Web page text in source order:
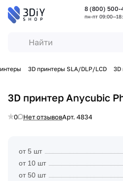
8 (800) 500-
пн-пт
3D принтеры SLA/DLP/LCD 3D
3D принтер Anycubic
0 Нет отзывовАрт. 4834
от 5 шт
от 10 шт
от 50 шт